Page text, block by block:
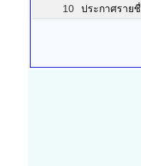
10
ประกาศราย